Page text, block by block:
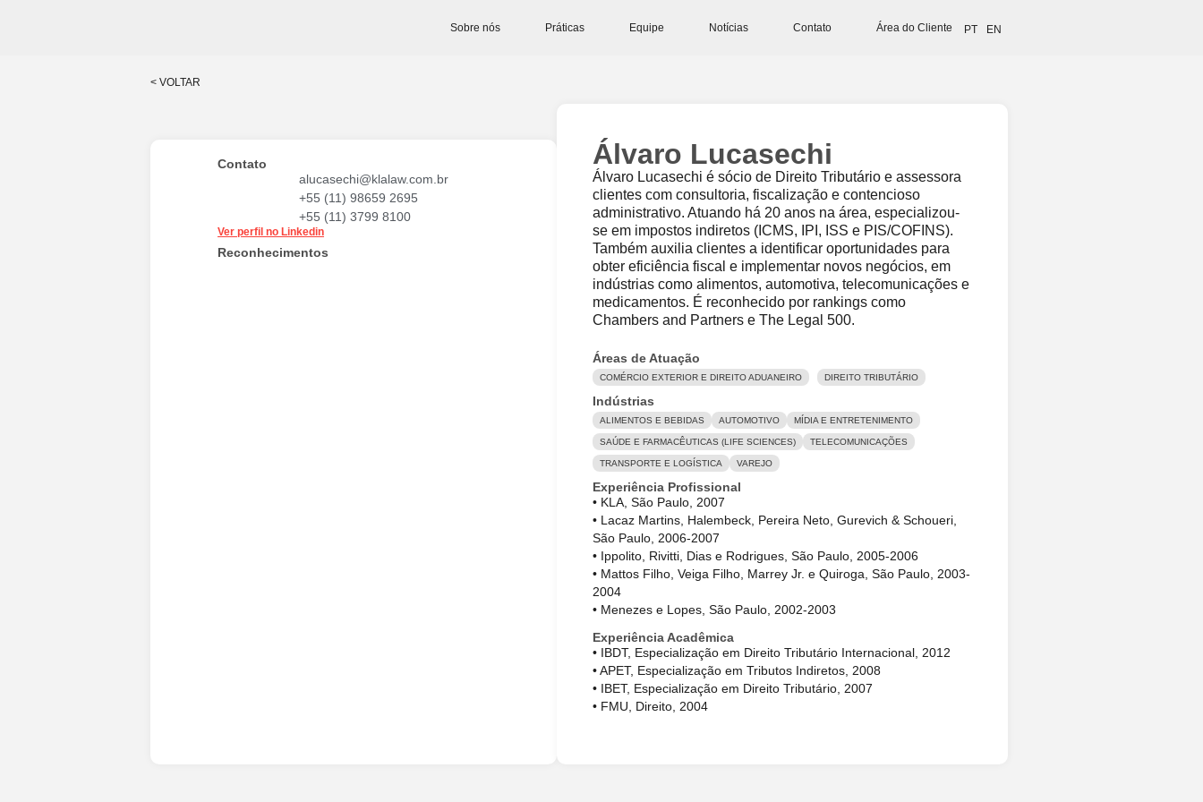
Sobre nós Práticas Equipe Notícias Contato Área do Cliente PT EN
< VOLTAR
Contato
alucasechi@klalaw.com.br
+55 (11) 98659 2695
+55 (11) 3799 8100
Ver perfil no Linkedin
Reconhecimentos
Álvaro Lucasechi
Álvaro Lucasechi é sócio de Direito Tributário e assessora
clientes com consultoria, fiscalização e contencioso
administrativo. Atuando há 20 anos na área, especializou-
se em impostos indiretos (ICMS, IPI, ISS e PIS/COFINS).
Também auxilia clientes a identificar oportunidades para
obter eficiência fiscal e implementar novos negócios, em
indústrias como alimentos, automotiva, telecomunicações e
medicamentos. É reconhecido por rankings como
Chambers and Partners e The Legal 500.
Áreas de Atuação
COMÉRCIO EXTERIOR E DIREITO ADUANEIRO DIREITO TRIBUTÁRIO
Indústrias
ALIMENTOS E BEBIDAS AUTOMOTIVO MÍDIA E ENTRETENIMENTO
SAÚDE E FARMACÊUTICAS (LIFE SCIENCES) TELECOMUNICAÇÕES
TRANSPORTE E LOGÍSTICA VAREJO
Experiência Profissional
• KLA, São Paulo, 2007
• Lacaz Martins, Halembeck, Pereira Neto, Gurevich & Schoueri,
São Paulo, 2006-2007
• Ippolito, Rivitti, Dias e Rodrigues, São Paulo, 2005-2006
• Mattos Filho, Veiga Filho, Marrey Jr. e Quiroga, São Paulo, 2003-
2004
• Menezes e Lopes, São Paulo, 2002-2003
Experiência Acadêmica
• IBDT, Especialização em Direito Tributário Internacional, 2012
• APET, Especialização em Tributos Indiretos, 2008
• IBET, Especialização em Direito Tributário, 2007
• FMU, Direito, 2004